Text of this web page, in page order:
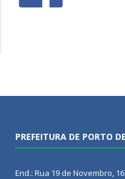
PREFEITURA DE PORTO
End.: Rua 19 de Novembro,